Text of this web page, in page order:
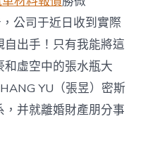
OSDER
奧
斯
德
台
北
汽
車
公司于近日收到實際
出手！只有我能將這
虛空中的張水瓶大
YU（張昱）密斯
并就離婚財產朋分事